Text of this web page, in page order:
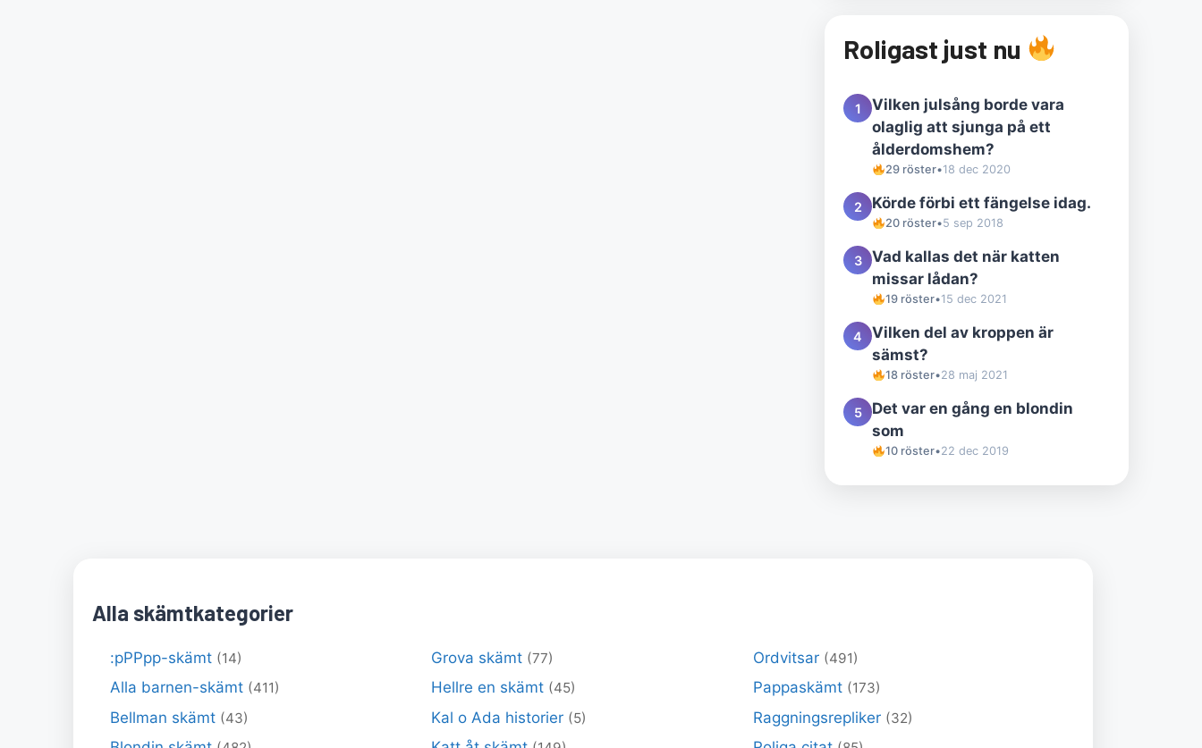
Roligast just nu
1
Vilken julsång borde vara
olaglig att sjunga på ett
ålderdomshem?
29 röster•18 dec 2020
2 Körde förbi ett fängelse idag.
20 röster•5 sep 2018
3
Vad kallas det när katten
missar lådan?
19 röster•15 dec 2021
4
Vilken del av kroppen är
sämst?
18 röster•28 maj 2021
5
Det var en gång en blondin
som
10 röster•22 dec 2019
Alla skämtkategorier
:pPPpp-skämt (14)
Alla barnen-skämt (411)
Bellman skämt (43)
Grova skämt (77)
Hellre en skämt (45)
Kal o Ada historier (5)
Ordvitsar (491)
Pappaskämt (173)
Raggningsrepliker (32)